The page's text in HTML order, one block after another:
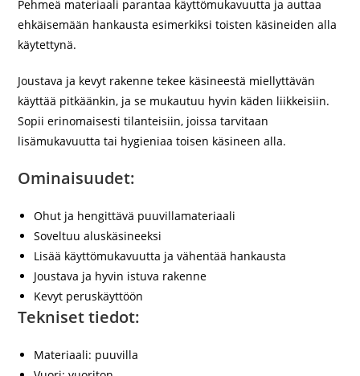
Pehmeä materiaali parantaa käyttömukavuutta ja auttaa
ehkäisemään hankausta esimerkiksi toisten käsineiden alla
käytettynä.
Joustava ja kevyt rakenne tekee käsineestä miellyttävän
käyttää pitkäänkin, ja se mukautuu hyvin käden liikkeisiin.
Sopii erinomaisesti tilanteisiin, joissa tarvitaan
lisämukavuutta tai hygieniaa toisen käsineen alla.
Ominaisuudet:
Ohut ja hengittävä puuvillamateriaali
Soveltuu aluskäsineeksi
Lisää käyttömukavuutta ja vähentää hankausta
Joustava ja hyvin istuva rakenne
Kevyt peruskäyttöön
Tekniset tiedot:
Materiaali: puuvilla